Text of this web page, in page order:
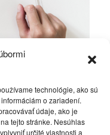
technológie, ako sú
o zariadení.
údaje, ako je
tejto stránke. Nesúhlas
určité vlastnosti a